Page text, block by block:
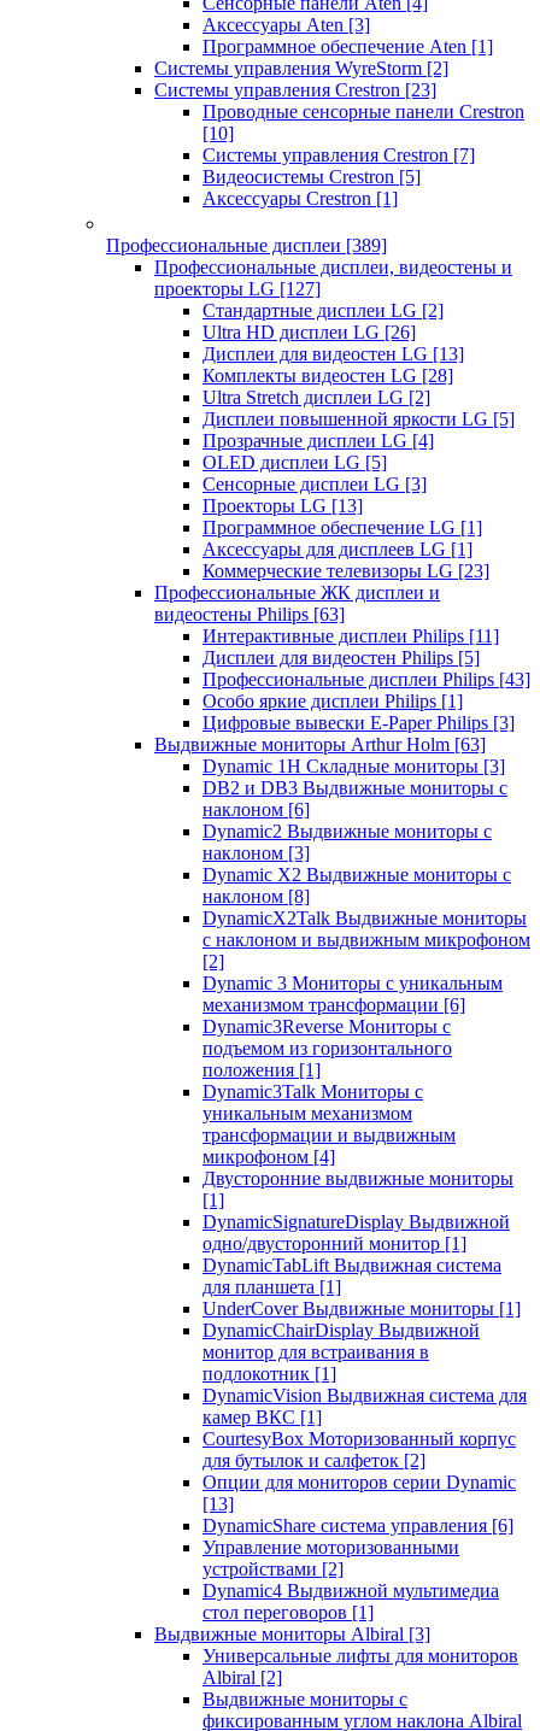
Аксессуары Aten [3]
Программное обеспечение Aten [1]
Системы управления WyreStorm [2]
Системы управления Crestron [23]
Проводные сенсорные панели Crestron
[10]
Системы управления Crestron [7]
Видеосистемы Crestron [5]
Аксессуары Crestron [1]
Профессиональные дисплеи [389]
Профессиональные дисплеи, видеостены и
проекторы LG [127]
Стандартные дисплеи LG [2]
Ultra HD дисплеи LG [26]
Дисплеи для видеостен LG [13]
Комплекты видеостен LG [28]
Ultra Stretch дисплеи LG [2]
Дисплеи повышенной яркости LG [5]
Прозрачные дисплеи LG [4]
OLED дисплеи LG [5]
Сенсорные дисплеи LG [3]
Проекторы LG [13]
Программное обеспечение LG [1]
Аксессуары для дисплеев LG [1]
Коммерческие телевизоры LG [23]
Профессиональные ЖК дисплеи и
видеостены Philips [63]
Интерактивные дисплеи Philips [11]
Дисплеи для видеостен Philips [5]
Профессиональные дисплеи Philips [43]
Особо яркие дисплеи Philips [1]
Цифровые вывески E-Paper Philips [3]
Выдвижные мониторы Arthur Holm [63]
Dynamic 1Н Складные мониторы [3]
DB2 и DB3 Выдвижные мониторы с
наклоном [6]
Dynamic2 Выдвижные мониторы с
наклоном [3]
Dynamic X2 Выдвижные мониторы с
наклоном [8]
DynamicX2Talk Выдвижные мониторы
с наклоном и выдвижным микрофоном
[2]
Dynamic 3 Мониторы с уникальным
механизмом трансформации [6]
Dynamic3Reverse Мониторы с
подъемом из горизонтального
положения [1]
Dynamic3Talk Мониторы с
уникальным механизмом
трансформации и выдвижным
микрофоном [4]
Двусторонние выдвижные мониторы
[1]
DynamicSignatureDisplay Выдвижной
одно/двусторонний монитор [1]
DynamicTabLift Выдвижная система
для планшета [1]
UnderCover Выдвижные мониторы [1]
DynamicChairDisplay Выдвижной
монитор для встраивания в
подлокотник [1]
DynamicVision Выдвижная система для
камер ВКС [1]
CourtesyBox Моторизованный корпус
для бутылок и салфеток [2]
Опции для мониторов серии Dynamic
[13]
DynamicShare система управления [6]
Управление моторизованными
устройствами [2]
Dynamic4 Выдвижной мультимедиа
стол переговоров [1]
Выдвижные мониторы Albiral [3]
Универсальные лифты для мониторов
Albiral [2]
Выдвижные мониторы с
фиксированным углом наклона Albiral